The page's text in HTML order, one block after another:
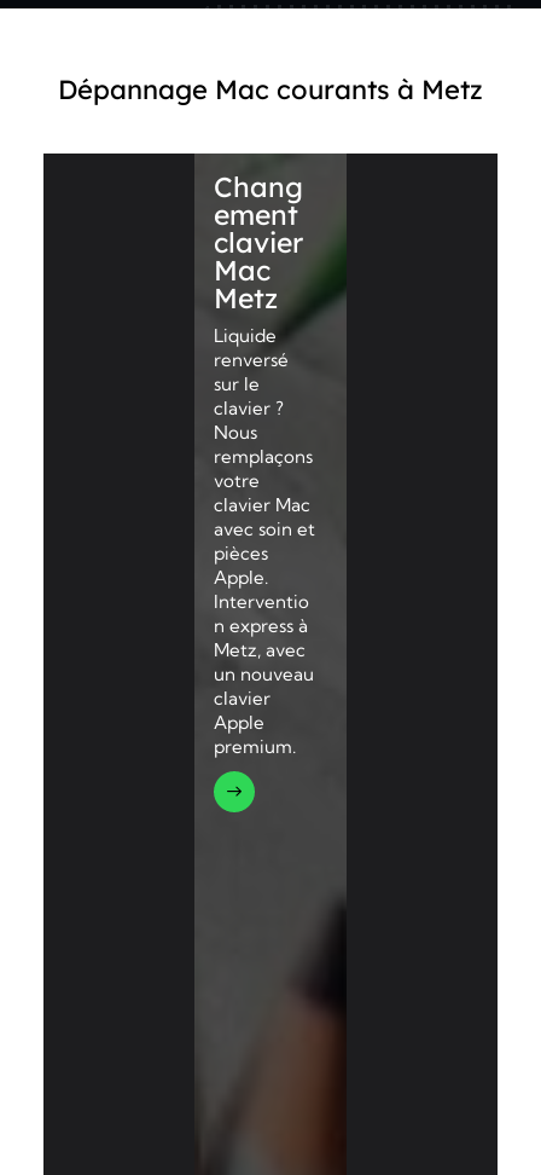
Dépannage Mac courants à Metz
Chang
ement
clavier
Mac
Metz
Liquide
renversé
sur le
clavier ?
Nous
remplaçons
votre
clavier Mac
avec soin et
pièces
Apple.
Interventio
n express à
Metz, avec
un nouveau
clavier
Apple
premium.